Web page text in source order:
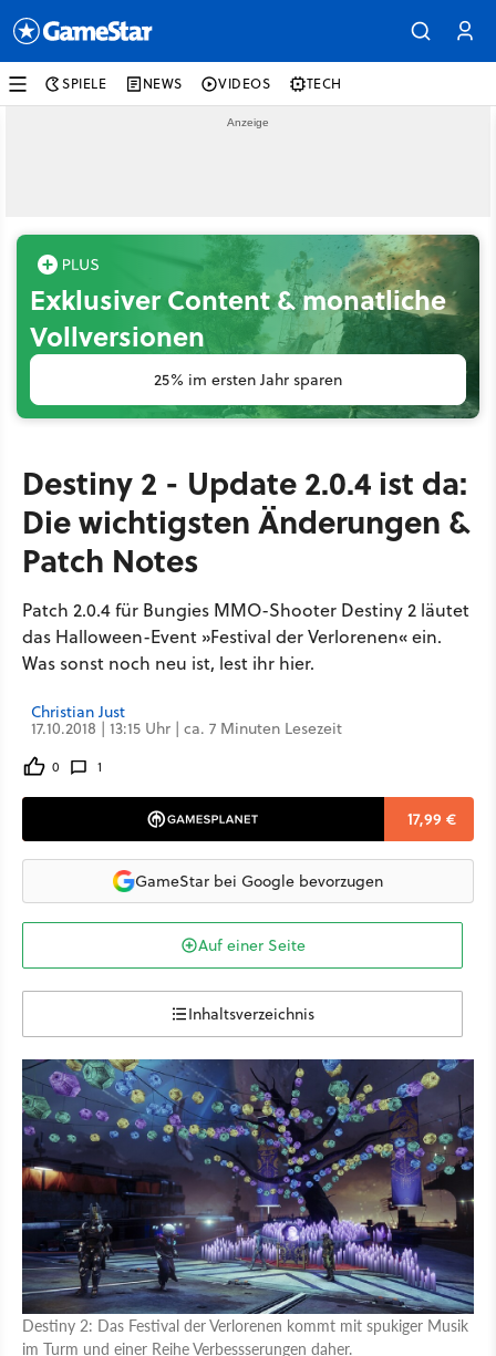
SPIELE NEWS VIDEOS TECH
Exklusiver Content & monatliche
Vollversionen
25% im ersten Jahr sparen
Destiny 2 - Update 2.0.4 ist da:
Die wichtigsten Änderungen &
Patch Notes
Patch 2.0.4 für Bungies MMO-Shooter Destiny 2 läutet
das Halloween-Event »Festival der Verlorenen« ein.
Was sonst noch neu ist, lest ihr hier.
Christian Just
17.10.2018 | 13:15 Uhr | ca. 7 Minuten Lesezeit
0 1
17,99 €
GameStar bei Google bevorzugen
Auf einer Seite
Inhaltsverzeichnis
Destiny 2: Das Festival der Verlorenen kommt mit spukiger Musik
im Turm und einer Reihe Verbessserungen daher.